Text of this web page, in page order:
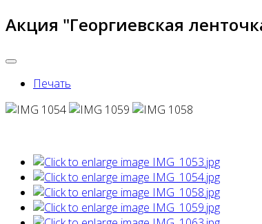
Акция "Георгиевская
Печать